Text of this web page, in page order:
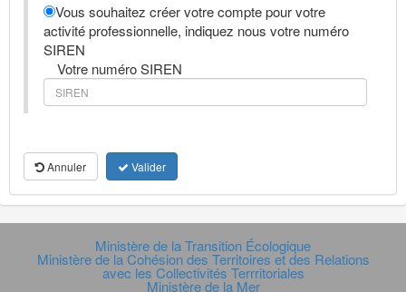
Vous souhaitez créer votre compte pour votre
activité professionnelle, indiquez nous votre numéro
SIREN
Votre numéro SIREN
Annuler Valider
Ministère de la Transition Écologique
Ministère de la Cohésion des Territoires et des Relations
avec les Collectivités Terrritoriales
Ministère de la Mer